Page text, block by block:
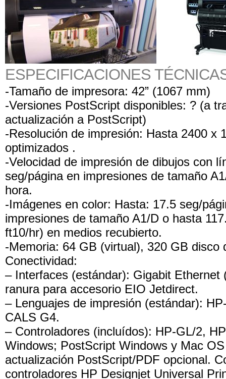
ESPECIFICACIONES
-Tamaño de impresora: 42” (1067 mm)
-Versiones PostScript disponibles: ? (a
actualización a PostScript)
-Resolución de impresión: Hasta 2400 x
optimizados .
-Velocidad de impresión de dibujos con
seg/página en impresiones de tamaño
hora.
-Imágenes en color: Hasta: 17.5 seg/
impresiones de tamaño A1/D o hasta
ft10/hr) en medios recubierto.
-Memoria: 64 GB (virtual), 320 GB disco
Conectividad:
– Interfaces (estándar): Gigabit Ethernet
ranura para accesorio EIO Jetdirect.
– Lenguajes de impresión (estándar):
CALS G4.
– Controladores (incluídos): HP-GL/2,
Windows; PostScript Windows y Mac
actualización PostScript/PDF opcional.
controladores HP Designjet Universal